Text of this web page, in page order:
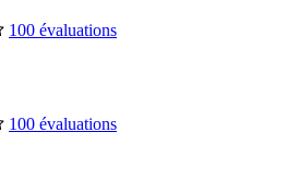
100 évaluations
100 évaluations